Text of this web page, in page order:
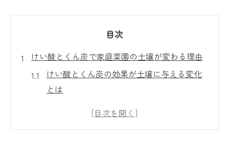
目次
けい酸とくん炭で家庭菜園の土壌が変わる理由
けい酸とくん炭の効果が土壌に与える変化
とは
けい酸が家庭菜園の土壌改良に役立つ理由